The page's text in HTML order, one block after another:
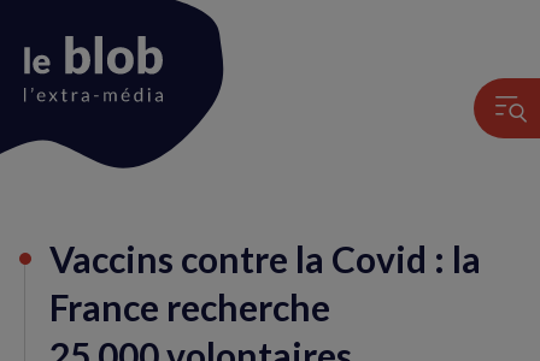
du
Vaccins contre la Covid : la
France recherche